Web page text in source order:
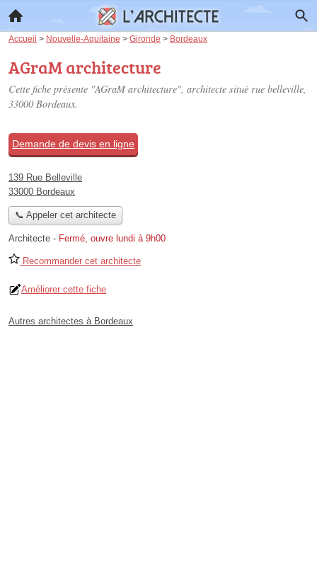
Accueil > Nouvelle-Aquitaine > Gironde > Bordeaux
AGraM architecture
Cette fiche présente "AGraM architecture", architecte situé rue belleville,
33000 Bordeaux.
Demande de devis en ligne
139 Rue Belleville
33000 Bordeaux
📞 Appeler cet architecte
Architecte - Fermé, ouvre lundi à 9h00
Recommander cet architecte
Améliorer cette fiche
Autres architectes à Bordeaux